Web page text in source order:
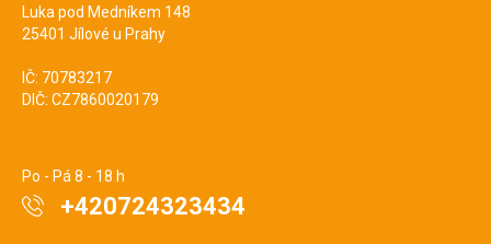
Luka pod Medníkem 148
25401 Jílové u Prahy
IČ: 70783217
DIČ: CZ7860020179
Po - Pá 8 - 18 h
+420724323434